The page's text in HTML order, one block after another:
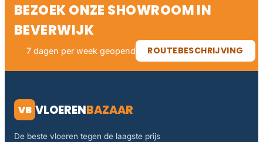
BEZOEK ONZE SHOWROOM IN
BEVERWIJK
7 dagen per week geopend ROUTEBESCHRIJVING
VB VLOERENBAZAAR
De beste vloeren tegen de laagste prijs